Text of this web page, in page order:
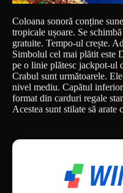
Coloana sonoră conține
tropicale ușoare. Se
gratuite. Tempo-ul crește.
Simbolul cel mai plătit este
pe o linie plătesc jackpot-ul
Crabul sunt următoarele.
nivel mediu. Capătul
format din carduri regale
Acestea sunt stilate să arate